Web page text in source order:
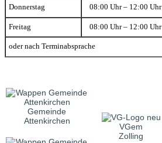
Donnerstag 08:00 Uhr – 12:00 Uhr
Freitag 08:00 Uhr – 12:00 Uhr
oder nach Terminabsprache
Gemeinde
Attenkirchen
VGem
Zolling